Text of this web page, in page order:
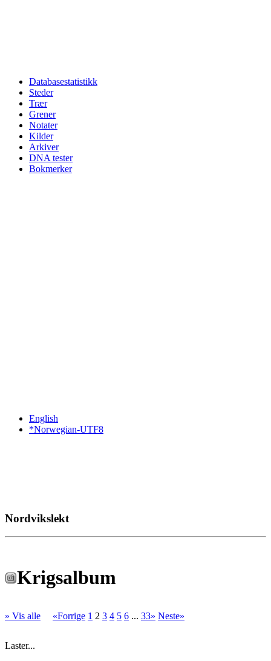
Databasestatistikk
Steder
Trær
Grener
Notater
Kilder
Arkiver
DNA tester
Bokmerker
English
*Norwegian-UTF8
Nordvikslekt
Krigsalbum
» Vis alle «Forrige 1 2 3 4 5 6 ... 33» Neste»
Laster...